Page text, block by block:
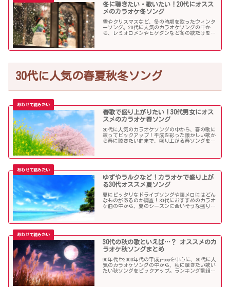
冬に聴きたい・歌いたい！20代にオスス
メのカラオケ冬ソング
雪やクリスマスなど、冬の時期を歌ったウィンタ
ーソング。20代に人気のカラオケソングの中か
ら、レミオロメンやヒゲダンなど冬の歌だけを個
30代に人気の春夏秋冬ソング
春歌で盛り上がりたい！30代男女にオス
スメのカラオケ春ソング
30代に人気のカラオケソングの中から、春の歌に
絞ってピックアップ！平成を彩った懐かしい歌か
ら春に聴きたい曲まで、盛り上がる春ソングを集
ゆずやラルクなど！カラオケで盛り上が
る30代オススメ夏ソング
夏にピッタリなドライブソングや懐メロにはどん
なものがあるのか調査！30代におすすめのカラオ
ケ曲の中から、夏のシーズンに合いそうな盛り上
30代の秋の歌といえば…？ オススメのカ
ラオケ秋ソングまとめ
90年代や2000年代の平成j-popを中心に、30代に人
気のカラオケソングの中から、秋に聴きたい歌い
たい秋ソングをピックアップ。ランキング番組で